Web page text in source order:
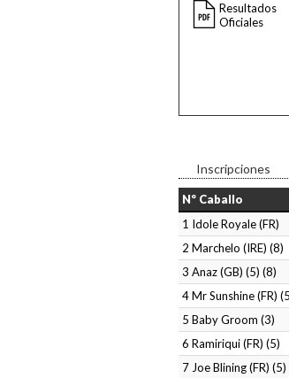
Resultados
Oficiales
Inscripciones
Nº Caballo
1 Idole Royale (FR)
2 Marchelo (IRE) (8)
3 Anaz (GB) (5) (8)
4 Mr Sunshine (FR)
5 Baby Groom (3)
6 Ramiriqui (FR) (5)
7 Joe Blining (FR) (5)